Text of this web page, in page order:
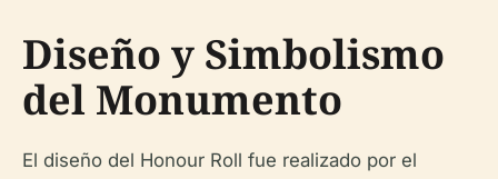
Diseño y Simbolismo
del Monumento
El diseño del Honour Roll fue realizado por el